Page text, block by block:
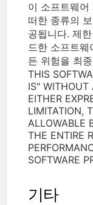
이 소프트웨어
떠한 종류의
공됩니다. 제
드한 소프트
든 위험을 최
THIS
IS" WITHOUT
EITHER
LIMITATION,
ALLOWABLE
THE ENTIRE
SOFTWARE
기타